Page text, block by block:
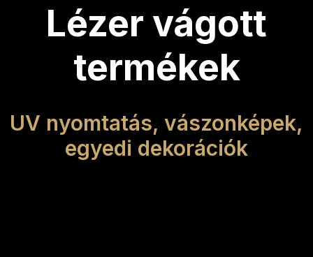
Lézer vágott
termékek
UV nyomtatás, vászonképek,
egyedi dekorációk